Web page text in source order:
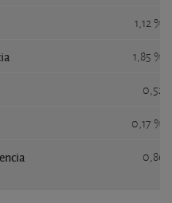
1,12 %
1,85 %
0,52
0,17 %
0,86